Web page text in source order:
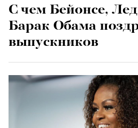
С чем Бейонсе,
Барак Обама
выпускников